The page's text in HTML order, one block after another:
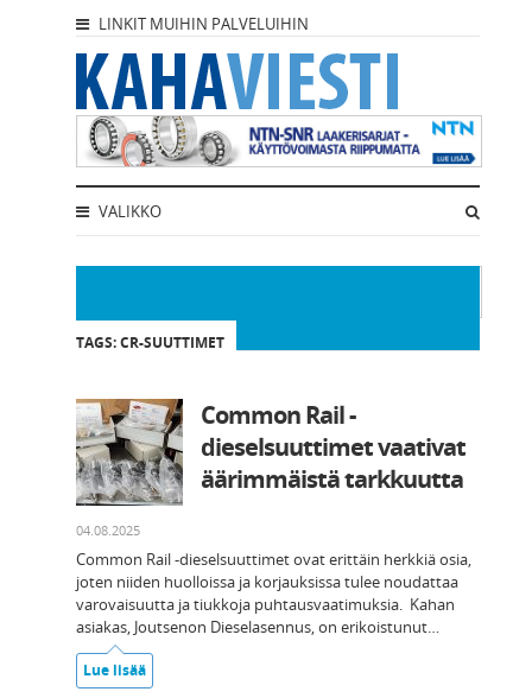
LINKIT MUIHIN PALVELUIHIN
VALIKKO
TAGS: CR-SUUTTIMET
Common Rail -
dieselsuuttimet vaativat
äärimmäistä tarkkuutta
04.08.2025
Common Rail -dieselsuuttimet ovat erittäin herkkiä osia,
joten niiden huolloissa ja korjauksissa tulee noudattaa
varovaisuutta ja tiukkoja puhtausvaatimuksia. Kahan
asiakas, Joutsenon Dieselasennus, on erikoistunut…
Lue lisää